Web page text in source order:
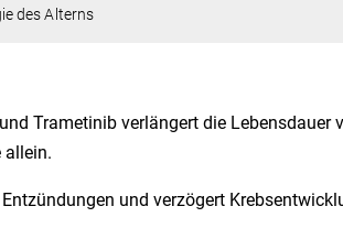
des Alterns
Trametinib verlängert die Lebensdauer
allein.
und verzögert